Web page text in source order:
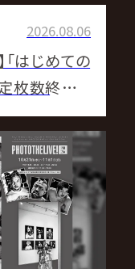
2026.08.06
はじめての
枚数終了し